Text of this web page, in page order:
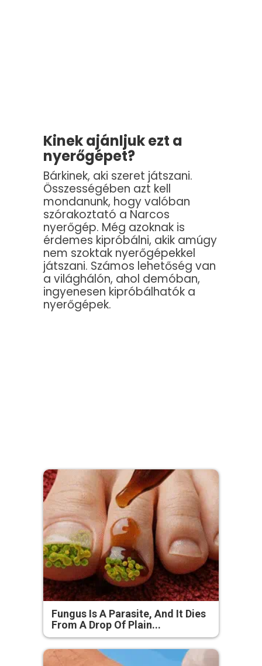
Kinek ajánljuk ezt a
nyerőgépet?
Bárkinek, aki szeret játszani.
Összességében azt kell
mondanunk, hogy valóban
szórakoztató a Narcos
nyerőgép. Még azoknak is
érdemes kipróbálni, akik amúgy
nem szoktak nyerőgépekkel
játszani. Számos lehetőség van
a világhálón, ahol demóban,
ingyenesen kipróbálhatók a
nyerőgépek.
Fungus Is A Parasite, And It Dies
From A Drop Of Plain...